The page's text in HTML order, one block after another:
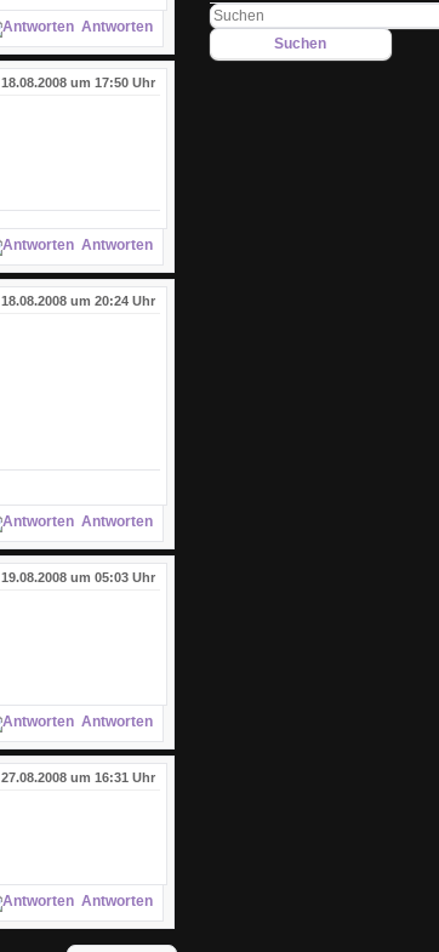
Antworten
18.08.2008 um 17:50 Uhr
Antworten
18.08.2008 um 20:24 Uhr
Antworten
19.08.2008 um 05:03 Uhr
Antworten
27.08.2008 um 16:31 Uhr
Antworten